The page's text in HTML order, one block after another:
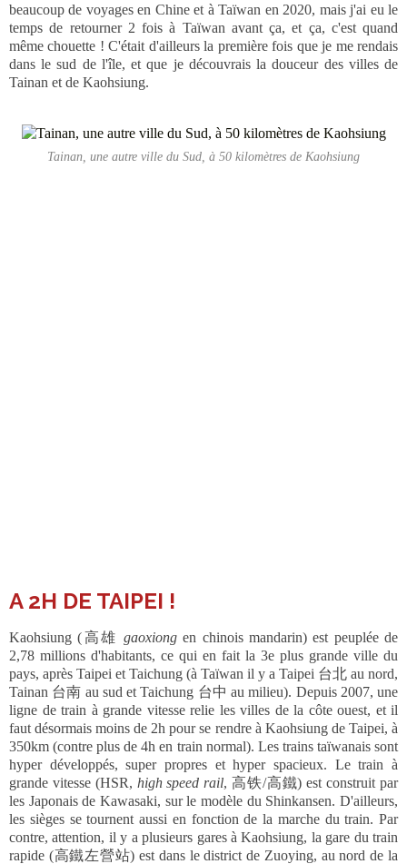
beaucoup de voyages en Chine et à Taïwan en 2020, mais j'ai eu le
temps de retourner 2 fois à Taïwan avant ça, et ça, c'est quand
même chouette ! C'était d'ailleurs la première fois que je me rendais
dans le sud de l'île, et que je découvrais la douceur des villes de
Tainan et de Kaohsiung.
Tainan, une autre ville du Sud, à 50 kilomètres de Kaohsiung
A 2H DE TAIPEI !
Kaohsiung (高雄 gaoxiongen chinois mandarin) est peuplée de
2,78 millions d'habitants, ce qui en fait la 3e plus grande ville du
pays, après Taipei et Taichung (à Taïwan il y a Taipei 台北 au nord,
Tainan 台南 au sud et Taichung 台中 au milieu). Depuis 2007, une
ligne de train à grande vitesse relie les villes de la côte ouest, et il
faut désormais moins de 2h pour se rendre à Kaohsiung de Taipei, à
350km (contre plus de 4h en train normal). Les trains taïwanais sont
hyper développés, super propres et hyper spacieux. Le train à
grande vitesse (HSR, high speed rail, 高铁/高鐵) est construit par
les Japonais de Kawasaki, sur le modèle du Shinkansen. D'ailleurs,
les sièges se tournent aussi en fonction de la marche du train. Par
contre, attention, il y a plusieurs gares à Kaohsiung, la gare du train
rapide (高鐵左營站) est dans le district de Zuoying, au nord de la